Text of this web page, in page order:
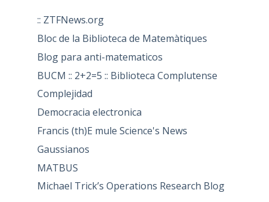
:: ZTFNews.org
Bloc de la Biblioteca de Matemàtiques
Blog para anti-matematicos
BUCM :: 2+2=5 :: Biblioteca Complutense
Complejidad
Democracia electronica
Francis (th)E mule Science's News
Gaussianos
MATBUS
Michael Trick’s Operations Research Blog